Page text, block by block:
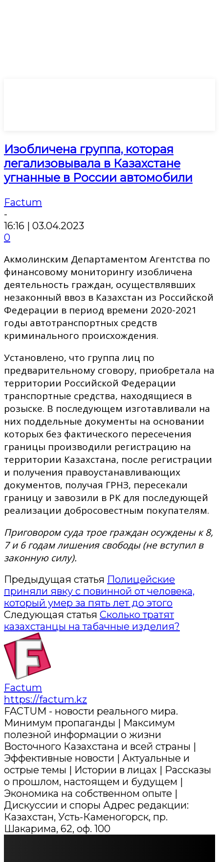
Изобличена группа, которая
легализовывала в Казахстане
угнанные в России автомобили
Factum
-
16:16 | 03.04.2023
0
Акмолинским Департаментом Агентства по
финансовому мониторингу изобличена
деятельность граждан, осуществлявших
незаконный ввоз в Казахстан из Российской
Федерации в период времени 2020-2021
годы автотранспортных средств
криминального происхождения.
Установлено, что группа лиц по
предварительному сговору, приобретала на
территории Российской Федерации
транспортные средства, находящиеся в
розыске. В последующем изготавливали на
них поддельные документы на основании
которых без фактического пересечения
границы производили регистрацию на
территории Казахстана, после регистрации
и получения правоустанавливающих
документов, получая ГРНЗ, пересекали
границу и завозили в РК для последующей
реализации добросовестным покупателям.
Приговором суда трое граждан осуждены к 8,
7 и 6 годам лишения свободы (не вступил в
законную силу).
Предыдущая статья Полицейские
приняли явку с повинной от человека,
который умер за пять лет до этого
Следующая статья Сколько тратят
казахстанцы на табачные изделия?
Factum
https://factum.kz
FACTUM - новости реального мира.
Минимум пропаганды | Максимум
полезной информации о жизни
Восточного Казахстана и всей страны |
Эффективные новости | Актуальные и
острые темы | Истории в лицах | Рассказы
о прошлом, настоящем и будущем |
Экономика на собственном опыте |
Дискуссии и споры Адрес редакции:
Казахстан, Усть-Каменогорск, пр.
Шакарима, 62, оф. 100